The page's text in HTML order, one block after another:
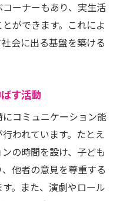
ーナーもあり、実生活
ができます。これによ
会に出る基盤を築ける
す活動
コミュニケーション能
われています。たとえ
の時間を設け、子ども
他者の意見を尊重する
。また、演劇やロール